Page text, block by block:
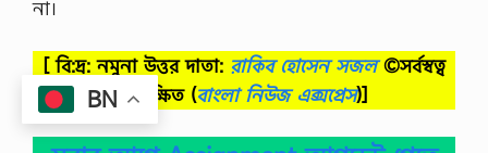
না।
[ বি:দ্র: নমুনা উত্তর দাতা: রাকিব হোসেন সজল©সর্বস্বত্ব
সংরক্ষিত (বাংলা নিউজ এক্সপ্রেস)]
BN